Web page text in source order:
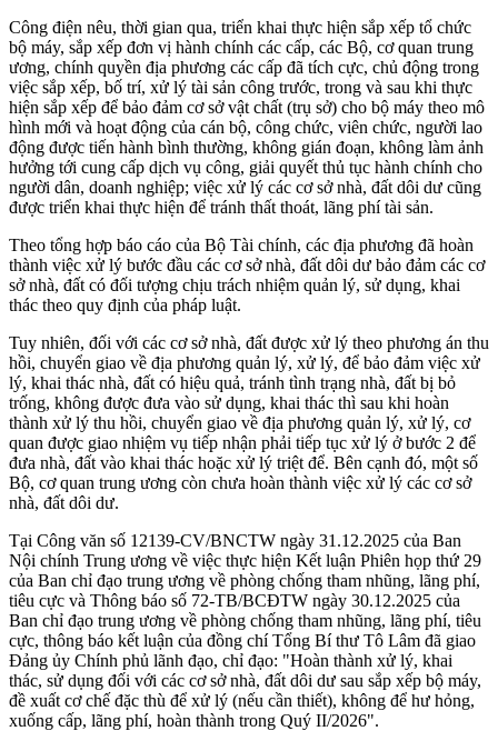
Công điện nêu, thời gian qua, triển khai thực hiện sắp xếp tổ chức
bộ máy, sắp xếp đơn vị hành chính các cấp, các Bộ, cơ quan trung
ương, chính quyền địa phương các cấp đã tích cực, chủ động trong
việc sắp xếp, bố trí, xử lý tài sản công trước, trong và sau khi thực
hiện sắp xếp để bảo đảm cơ sở vật chất (trụ sở) cho bộ máy theo mô
hình mới và hoạt động của cán bộ, công chức, viên chức, người lao
động được tiến hành bình thường, không gián đoạn, không làm ảnh
hưởng tới cung cấp dịch vụ công, giải quyết thủ tục hành chính cho
người dân, doanh nghiệp; việc xử lý các cơ sở nhà, đất dôi dư cũng
được triển khai thực hiện để tránh thất thoát, lãng phí tài sản.
Theo tổng hợp báo cáo của Bộ Tài chính, các địa phương đã hoàn
thành việc xử lý bước đầu các cơ sở nhà, đất dôi dư bảo đảm các cơ
sở nhà, đất có đối tượng chịu trách nhiệm quản lý, sử dụng, khai
thác theo quy định của pháp luật.
Tuy nhiên, đối với các cơ sở nhà, đất được xử lý theo phương án thu
hồi, chuyển giao về địa phương quản lý, xử lý, để bảo đảm việc xử
lý, khai thác nhà, đất có hiệu quả, tránh tình trạng nhà, đất bị bỏ
trống, không được đưa vào sử dụng, khai thác thì sau khi hoàn
thành xử lý thu hồi, chuyển giao về địa phương quản lý, xử lý, cơ
quan được giao nhiệm vụ tiếp nhận phải tiếp tục xử lý ở bước 2 để
đưa nhà, đất vào khai thác hoặc xử lý triệt để. Bên cạnh đó, một số
Bộ, cơ quan trung ương còn chưa hoàn thành việc xử lý các cơ sở
nhà, đất dôi dư.
Tại Công văn số 12139-CV/BNCTW ngày 31.12.2025 của Ban
Nội chính Trung ương về việc thực hiện Kết luận Phiên họp thứ 29
của Ban chỉ đạo trung ương về phòng chống tham nhũng, lãng phí,
tiêu cực và Thông báo số 72-TB/BCĐTW ngày 30.12.2025 của
Ban chỉ đạo trung ương về phòng chống tham nhũng, lãng phí, tiêu
cực, thông báo kết luận của đồng chí Tổng Bí thư Tô Lâm đã giao
Đảng ủy Chính phủ lãnh đạo, chỉ đạo: "Hoàn thành xử lý, khai
thác, sử dụng đối với các cơ sở nhà, đất dôi dư sau sắp xếp bộ máy,
đề xuất cơ chế đặc thù để xử lý (nếu cần thiết), không để hư hỏng,
xuống cấp, lãng phí, hoàn thành trong Quý II/2026".